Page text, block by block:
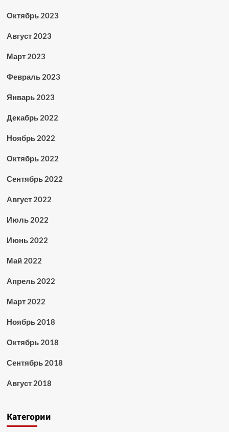
Октябрь 2023
Август 2023
Март 2023
Февраль 2023
Январь 2023
Декабрь 2022
Ноябрь 2022
Октябрь 2022
Сентябрь 2022
Август 2022
Июль 2022
Июнь 2022
Май 2022
Апрель 2022
Март 2022
Ноябрь 2018
Октябрь 2018
Сентябрь 2018
Август 2018
Категории